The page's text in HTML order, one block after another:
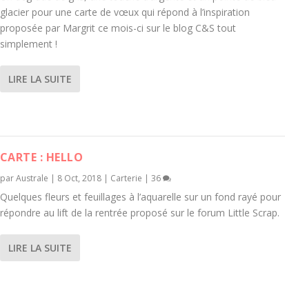
glacier pour une carte de vœux qui répond à l’inspiration
proposée par Margrit ce mois-ci sur le blog C&S tout
simplement !
LIRE LA SUITE
CARTE : HELLO
parAustrale | 8 Oct, 2018| Carterie | 36
Quelques fleurs et feuillages à l’aquarelle sur un fond rayé pour
répondre au lift de la rentrée proposé sur le forum Little Scrap.
LIRE LA SUITE